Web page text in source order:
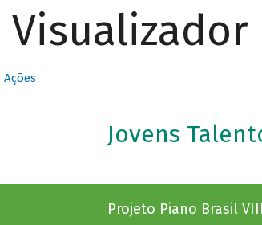
Visualizador
Ações
Jovens
Projeto Piano Brasil